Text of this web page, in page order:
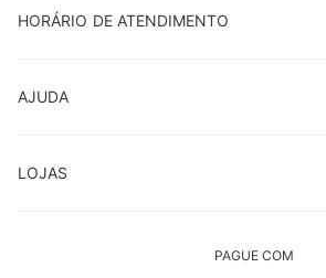
HORÁRIO DE ATENDIMENTO
AJUDA
LOJAS
PAGUE COM